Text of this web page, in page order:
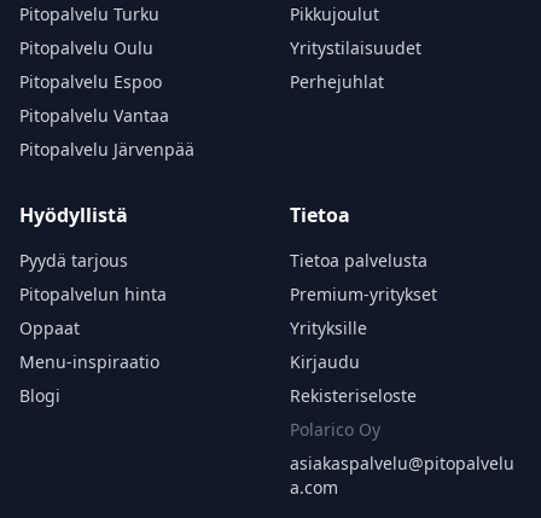
Pitopalvelu Turku
Pitopalvelu Oulu
Pitopalvelu Espoo
Pitopalvelu Vantaa
Pitopalvelu Järvenpää
Pikkujoulut
Yritystilaisuudet
Perhejuhlat
Hyödyllistä
Pyydä tarjous
Pitopalvelun hinta
Oppaat
Menu-inspiraatio
Blogi
Tietoa
Tietoa palvelusta
Premium-yritykset
Yrityksille
Kirjaudu
Rekisteriseloste
Polarico Oy
asiakaspalvelu@pitopalvelu
a.com